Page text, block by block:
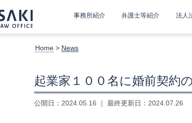
事務所紹介 弁護士等紹介 法人
Home > News
起業家１００名に婚前契約
公開日： 2024.05.16 ｜ 最終更新日： 2024.07.26